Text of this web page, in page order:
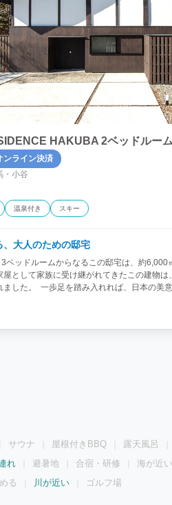
HAKUBA 2ベッドルー
ンライン決済
小谷
温泉付き スキー
、大人のための邸宅
ベッドルームからなるこの邸宅は、約6,000
屋として家族に受け継がれてきたこの建物
ました。 一歩足を踏み入れれば、日本の美
サウナ 屋根付きBBQ 露天風呂
れ 避暑地 合宿・研修 海が近い
る 川が近い ゴルフ場